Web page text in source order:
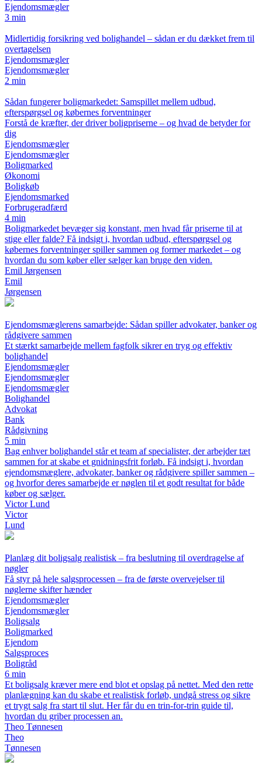
Ejendomsmægler
3 min
Midlertidig forsikring ved bolighandel – sådan er du dækket frem til
overtagelsen
Ejendomsmægler
Ejendomsmægler
2 min
Sådan fungerer boligmarkedet: Samspillet mellem udbud,
efterspørgsel og købernes forventninger
Forstå de kræfter, der driver boligpriserne – og hvad de betyder for
dig
Ejendomsmægler
Ejendomsmægler
Boligmarked
Økonomi
Boligkøb
Ejendomsmarked
Forbrugeradfærd
4 min
Boligmarkedet bevæger sig konstant, men hvad får priserne til at
stige eller falde? Få indsigt i, hvordan udbud, efterspørgsel og
købernes forventninger spiller sammen og former markedet – og
hvordan du som køber eller sælger kan bruge den viden.
Emil Jørgensen
Emil
Jørgensen
Ejendomsmæglerens samarbejde: Sådan spiller advokater, banker og
rådgivere sammen
Et stærkt samarbejde mellem fagfolk sikrer en tryg og effektiv
bolighandel
Ejendomsmægler
Ejendomsmægler
Ejendomsmægler
Bolighandel
Advokat
Bank
Rådgivning
5 min
Bag enhver bolighandel står et team af specialister, der arbejder tæt
sammen for at skabe et gnidningsfrit forløb. Få indsigt i, hvordan
ejendomsmæglere, advokater, banker og rådgivere spiller sammen –
og hvorfor deres samarbejde er nøglen til et godt resultat for både
køber og sælger.
Victor Lund
Victor
Lund
Planlæg dit boligsalg realistisk – fra beslutning til overdragelse af
nøgler
Få styr på hele salgsprocessen – fra de første overvejelser til
nøglerne skifter hænder
Ejendomsmægler
Ejendomsmægler
Boligsalg
Boligmarked
Ejendom
Salgsproces
Boligråd
6 min
Et boligsalg kræver mere end blot et opslag på nettet. Med den rette
planlægning kan du skabe et realistisk forløb, undgå stress og sikre
et trygt salg fra start til slut. Her får du en trin-for-trin guide til,
hvordan du griber processen an.
Theo Tønnesen
Theo
Tønnesen